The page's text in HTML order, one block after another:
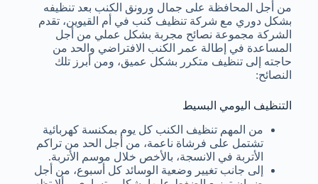
من أجل المحافظة على جمال ورونق الكنب بعد تنظيفه
بشكل دوري مع شركة تنظيف كنب في أم القيوين، تقدم
الشركة مجموعة نصائح مجربة بشكل عملي من أجل
المساعدة في إطالة عمر الكنب الافتراضي والحد من
حاجته إلى تنظيف متكرر بشكل عميق، ومن أبرز تلك
النصائح:
التنظيف اليومي البسيط
من المهم تنظيف الكنب كل يوم بمكنسة كهربائية
تشتمل على فرشاة ناعمة، من أجل الحد من تراكم
الأتربة في الانسجة، بالأخص خلال موسم الأتربة.
إلى جانب تغيير وضعية الوسائد كل أسبوع، من أجل